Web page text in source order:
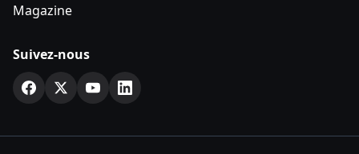
Magazine
Suivez-nous